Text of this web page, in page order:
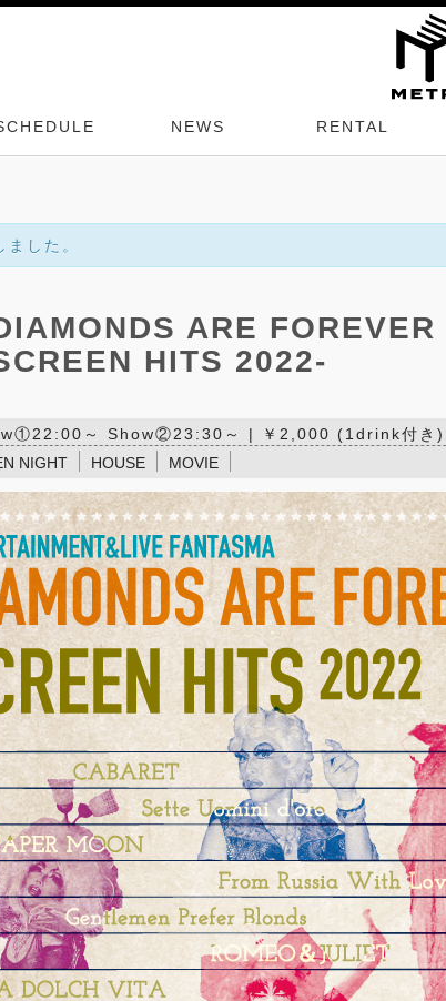
NEWS RENTAL
した。
ARE
HITS 2022-
～ Show②23:30～ | ￥2,000 (1drink付き)
NIGHT HOUSE MOVIE